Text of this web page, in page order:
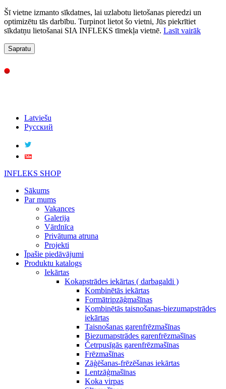
Šī vietne izmanto sīkdatnes, lai uzlabotu lietošanas pieredzi un
optimizētu tās darbību. Turpinot lietot šo vietni, Jūs piekrītiet
sīkdatņu lietošanai SIA INFLEKS tīmekļa vietnē. Lasīt vairāk
Sapratu
Latviešu
Русский
INFLEKS SHOP
Sākums
Par mums
Vakances
Galerija
Vārdnīca
Privātuma atruna
Projekti
Īpašie piedāvājumi
Produktu katalogs
Iekārtas
Kokapstrādes iekārtas ( darbagaldi )
Kombinētās iekārtas
Formātripzāģmašīnas
Kombinētās taisnošanas-biezumapstrādes
iekārtas
Taisnošanas garenfrēzmašīnas
Biezumapstrādes garenfrēzmašīnas
Četrpusīgās garenfrēzmašīnas
Frēzmašīnas
Zāģēšanas-frēzēšanas iekārtas
Lentzāģmašīnas
Koka virpas